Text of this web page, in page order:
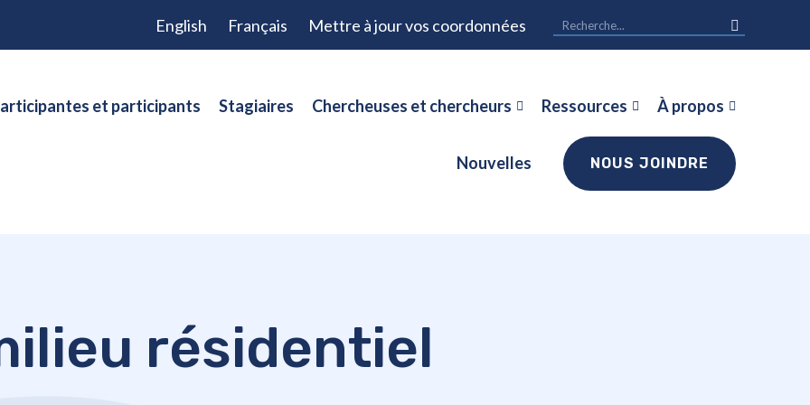
English Français Mettre à jour vos coordonnées
et participants Stagiaires Chercheuses et chercheurs Ressources À propos
Nouvelles NOUS JOINDRE
résidentiel